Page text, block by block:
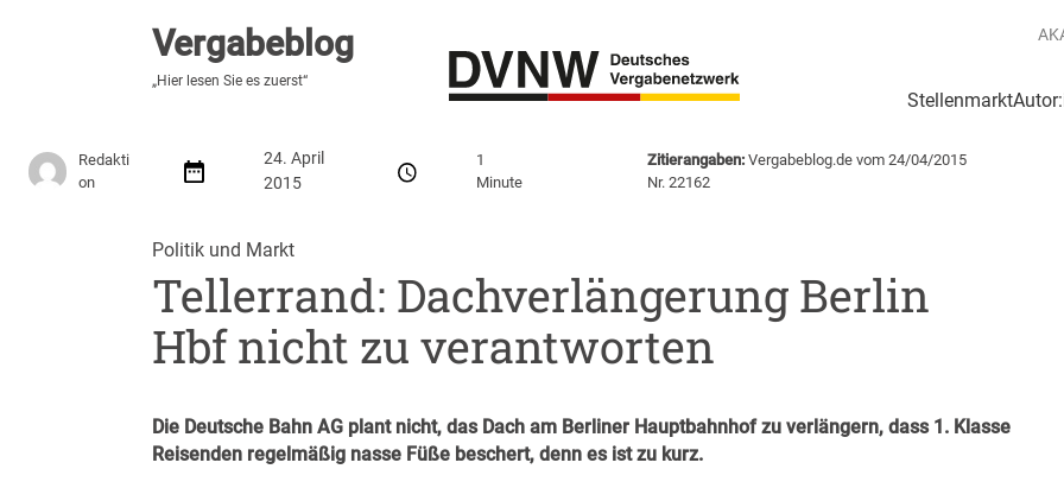
Vergabeblog
„Hier lesen Sie es zuerst“
Stellenmarkt
Vergabeblog
„Hier lesen Sie es zuerst“
Redakti
on
24. April
2015
1
Minute
Zitierangaben: Vergabeblog.de vom 24/04/2015
Nr. 22162
Politik und Markt
Tellerrand: Dachverlängerung Berlin
Hbf nicht zu verantworten
Die Deutsche Bahn AG plant nicht, das Dach am Berliner Hauptbahnhof zu verlängern, dass 1. Klasse
Reisenden regelmäßig nasse Füße beschert, denn es ist zu kurz.